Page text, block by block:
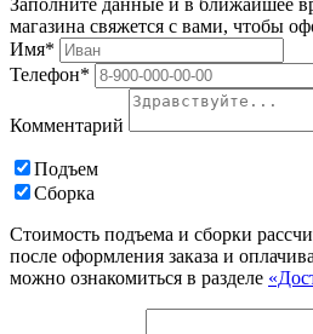
Заполните данные и в ближайшее
магазина свяжется с вами, чтобы
Имя*
Телефон*
Комментарий
Подъем
Сборка
Стоимость подъема и сборки
после оформления заказа и
можно ознакомиться в разделе